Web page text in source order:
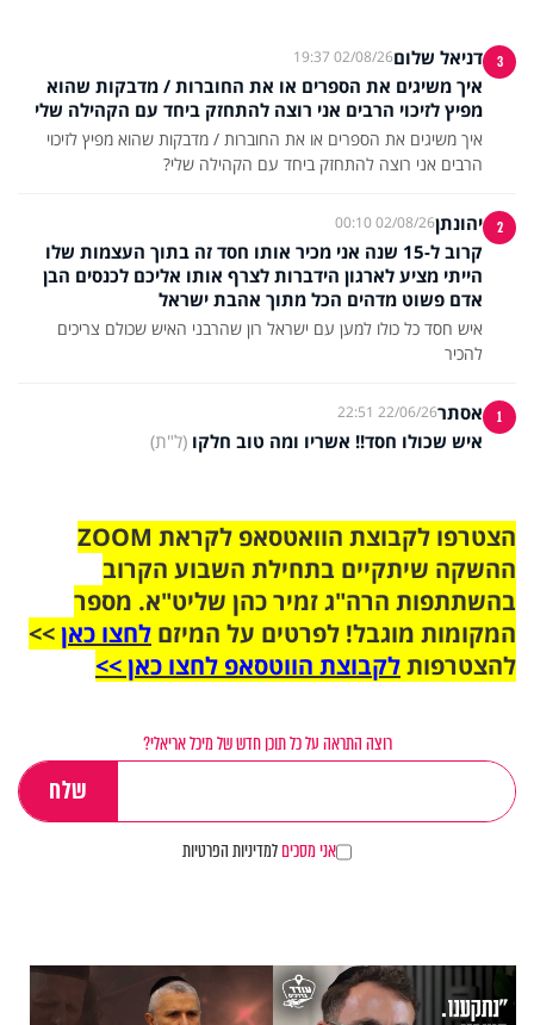
3 דניאל שלום02/08/26 19:37
איך משיגים את הספרים או את החוברות / מדבקות שהוא
מפיץ לזיכוי הרבים אני רוצה להתחזק ביחד עם הקהילה שלי
איך משיגים את הספרים או את החוברות / מדבקות שהוא מפיץ לזיכוי
הרבים אני רוצה להתחזק ביחד עם הקהילה שלי?
2 יהונתן02/08/26 00:10
קרוב ל-15 שנה אני מכיר אותו חסד זה בתוך העצמות שלו
הייתי מציע לארגון הידברות לצרף אותו אליכם לכנסים הבן
אדם פשוט מדהים הכל מתוך אהבת ישראל
איש חסד כל כולו למען עם ישראל רון שהרבני האיש שכולם צריכים
להכיר
1 אסתר22/06/26 22:51
איש שכולו חסד!! אשריו ומה טוב חלקו (ל"ת)
הצטרפו לקבוצת הוואטסאפ לקראת ZOOM
ההשקה שיתקיים בתחילת השבוע הקרוב
בהשתתפות הרה"ג זמיר כהן שליט"א. מספר
המקומות מוגבל! לפרטים על המיזם לחצו כאן>>
להצטרפותלקבוצת הווטסאפ לחצו כאן >>
רוצה התראה על כל תוכן חדש של מיכל אריאלי?
אני מסכיםלמדיניות הפרטיות